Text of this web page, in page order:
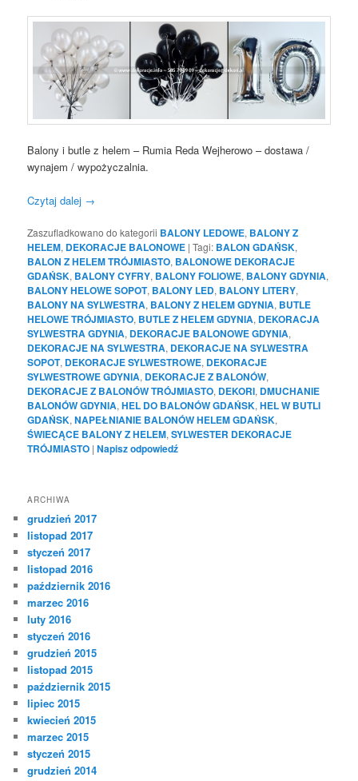
Balony i butle z helem – Rumia Reda Wejherowo – dostawa /
wynajem / wypożyczalnia.
Czytaj dalej →
Zaszufladkowano do kategorii BALONY LEDOWE, BALONY Z
HELEM, DEKORACJE BALONOWE |Tagi: BALON GDAŃSK,
BALON Z HELEM TRÓJMIASTO, BALONOWE DEKORACJE
GDAŃSK, BALONY CYFRY, BALONY FOLIOWE, BALONY GDYNIA,
BALONY HELOWE SOPOT, BALONY LED, BALONY LITERY,
BALONY NA SYLWESTRA, BALONY Z HELEM GDYNIA, BUTLE
HELOWE TRÓJMIASTO, BUTLE Z HELEM GDYNIA, DEKORACJA
SYLWESTRA GDYNIA, DEKORACJE BALONOWE GDYNIA,
DEKORACJE NA SYLWESTRA, DEKORACJE NA SYLWESTRA
SOPOT, DEKORACJE SYLWESTROWE, DEKORACJE
SYLWESTROWE GDYNIA, DEKORACJE Z BALONÓW,
DEKORACJE Z BALONÓW TRÓJMIASTO, DEKORI, DMUCHANIE
BALONÓW GDYNIA,HEL DO BALONÓW GDAŃSK,HEL W BUTLI
GDAŃSK,NAPEŁNIANIE BALONÓW HELEM GDAŃSK,
ŚWIECĄCE BALONY Z HELEM,SYLWESTER DEKORACJE
TRÓJMIASTO |Napisz odpowiedź
ARCHIWA
grudzień 2017
listopad 2017
styczeń 2017
listopad 2016
październik 2016
marzec 2016
luty 2016
styczeń 2016
grudzień 2015
listopad 2015
październik 2015
lipiec 2015
kwiecień 2015
marzec 2015
styczeń 2015
grudzień 2014